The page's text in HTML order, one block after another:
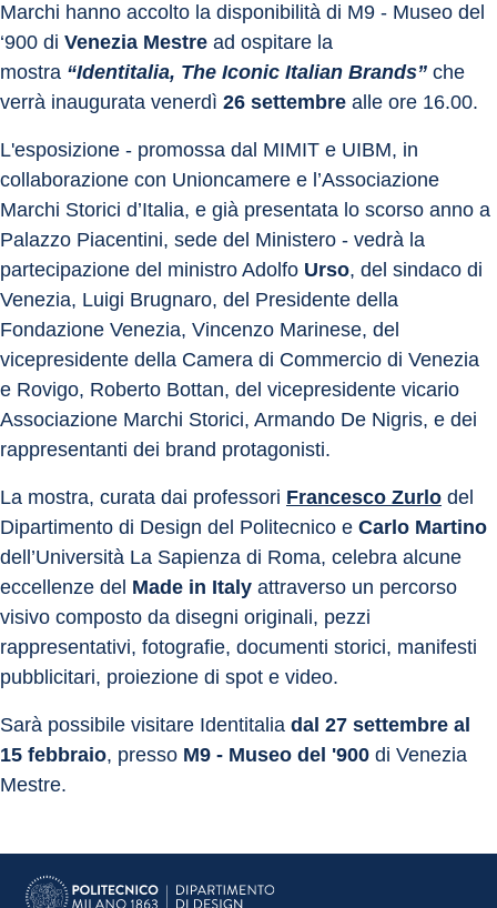
Marchi hanno accolto la disponibilità di M9 - Museo del
‘900 di Venezia Mestre ad ospitare la
mostra “Identitalia, The Iconic Italian Brands” che
verrà inaugurata venerdì 26 settembre alle ore 16.00.
L'esposizione - promossa dal MIMIT e UIBM, in
collaborazione con Unioncamere e l’Associazione
Marchi Storici d’Italia, e già presentata lo scorso anno a
Palazzo Piacentini, sede del Ministero - vedrà la
partecipazione del ministro Adolfo Urso, del sindaco di
Venezia, Luigi Brugnaro, del Presidente della
Fondazione Venezia, Vincenzo Marinese, del
vicepresidente della Camera di Commercio di Venezia
e Rovigo, Roberto Bottan, del vicepresidente vicario
Associazione Marchi Storici, Armando De Nigris, e dei
rappresentanti dei brand protagonisti.
La mostra, curata dai professori Francesco Zurlo del
Dipartimento di Design del Politecnico e Carlo Martino
dell’Università La Sapienza di Roma, celebra alcune
eccellenze del Made in Italy attraverso un percorso
visivo composto da disegni originali, pezzi
rappresentativi, fotografie, documenti storici, manifesti
pubblicitari, proiezione di spot e video.
Sarà possibile visitare Identitalia dal 27 settembre al
15 febbraio, presso M9 - Museo del '900 di Venezia
Mestre.